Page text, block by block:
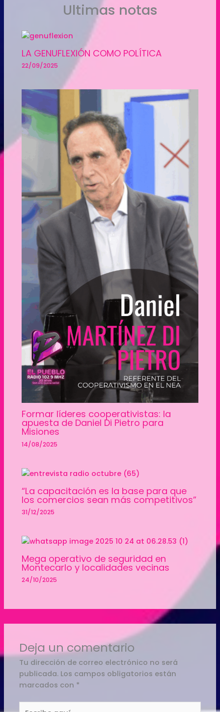
Ultimas notas
LA GENUFLEXIÓN COMO POLÍTICA
22/09/2025
Formar líderes cooperativistas: la
apuesta de Daniel Di Pietro para
Misiones
14/08/2025
“La capacitación es la base para que
los comercios sean más competitivos”
31/12/2025
Mega operativo de seguridad en
Montecarlo y localidades vecinas
24/10/2025
Deja un comentario
Tu dirección de correo electrónico no será
publicada. Los campos obligatorios están
marcados con *